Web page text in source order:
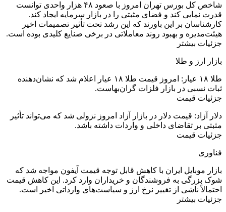
شاخص کل بورس تهران امروز با صعود ۴۸ هزار واحدی توانست
قدرت نمایی کند و فضای مثبتی را در بازار سرمایه ایجاد کند.
کارشناسان بر این باورند که این رشد تحت تأثیر تصمیمات اخیر
هیئت‌مدیره و بهبود روند معاملاتی در برخی صنایع کلیدی بوده است.
جزئیات بیشتر
بازار ارز و طلا
طلا ۱۸ عیار: امروز قیمت طلا ۱۸ عیار اعلام شد که نشان‌دهنده
ثبات نسبی در بازار فلزات گران‌بهاست.
جزئیات قیمت
دلار آزاد: قیمت دلار در بازار آزاد امروز نزولی شد که می‌تواند تأثیر
مثبتی بر تقاضای داخلی و واردات داشته باشد.
جزئیات قیمت
فناوری
بازار موبایل ایران با کاهش قابل توجه قیمت آیفون مواجه شد که
شوک بزرگی به فروشندگان و خریداران وارد کرد. این کاهش قیمت
احتمالاً ناشی از تغییر نرخ ارز و سیاست‌های وارداتی اخیر است.
جزئیات بیشتر